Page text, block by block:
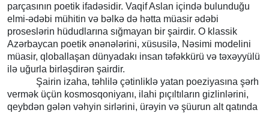
parçasının poetik ifadəsidir. Vaqif Aslan içində bulunduğu
elmi-ədəbi mühitin və bəlkə də hətta müasir ədəbi
proseslərin hüdudlarına sığmayan bir şairdir. O klassik
Azərbaycan poetik ənənələrini, xüsusilə, Nəsimi modelini
müasir, qloballaşan dünyadakı insan təfəkkürü və təxəyyülü
ilə uğurla birləşdirən şairdir.
Şairin izaha, təhlilə çətinliklə yatan poeziyasına şərh
vermək üçün kosmosqoniyanı, ilahi pıçıltıların gizlinlərini,
qeybdən gələn vəhyin sirlərini, ürəyin və şüurun alt qatında